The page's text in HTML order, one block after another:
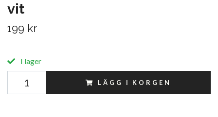
vit
199 kr
I lager
LÄGG I KORGEN